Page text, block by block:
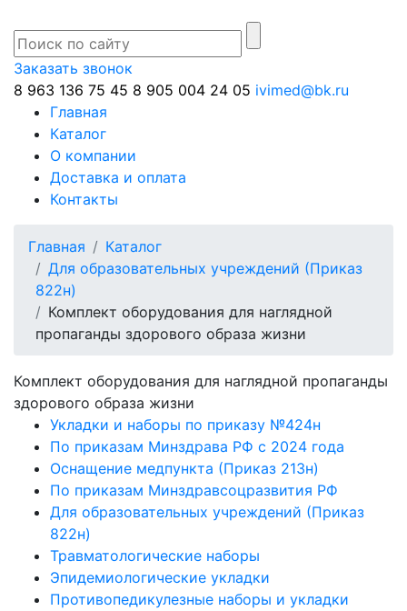
Заказать звонок
8 963 136 75 45 8 905 004 24 05 ivimed@bk.ru
Главная
Каталог
О компании
Доставка и оплата
Контакты
Главная
Каталог
Для образовательных учреждений (Приказ
822н)
Комплект оборудования для наглядной
пропаганды здорового образа жизни
Комплект оборудования для наглядной пропаганды
здорового образа жизни
Укладки и наборы по приказу №424н
По приказам Минздрава РФ с 2024 года
Оснащение медпункта (Приказ 213н)
По приказам Минздравсоцразвития РФ
Для образовательных учреждений (Приказ
822н)
Травматологические наборы
Эпидемиологические укладки
Противопедикулезные наборы и укладки